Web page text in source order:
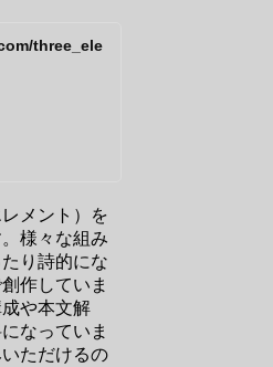
three_ele
メント）を
様々な組み
り詩的にな
作していま
や本文解
なっていま
ただけるの